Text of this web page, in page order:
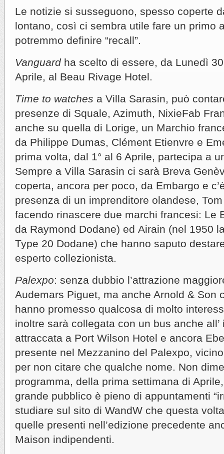
Le notizie si susseguono, spesso coperte
lontano, così ci sembra utile fare un primo
potremmo definire “recall”.
Vanguardha scelto di essere, da Lunedì
Aprile, al Beau Rivage Hotel.
Time to watches a Villa Sarasin, può
presenze di Squale, Azimuth, NixieFab
anche su quella di Lorige, un Marchio
da Philippe Dumas, Clément Etienvre e
prima volta, dal 1° al 6 Aprile, partecipa a
Sempre a Villa Sarasin ci sarà Breva
coperta, ancora per poco, da Embargo e
presenza di un imprenditore olandese,
facendo rinascere due marchi francesi: Le
da Raymond Dodane) ed Airain (nel 1950
Type 20 Dodane) che hanno saputo
esperto collezionista.
Palexpo: senza dubbio l’attrazione
Audemars Piguet, ma anche Arnold & Son
hanno promesso qualcosa di molto
inoltre sarà collegata con un bus anche
attraccata a Port Wilson Hotel e ancora
presente nel Mezzanino del Palexpo,
per non citare che qualche nome. Non
programma, della prima settimana di
grande pubblico è pieno di appuntamenti
studiare sul sito di WandW che questa
quelle presenti nell’edizione precedente
Maison indipendenti.